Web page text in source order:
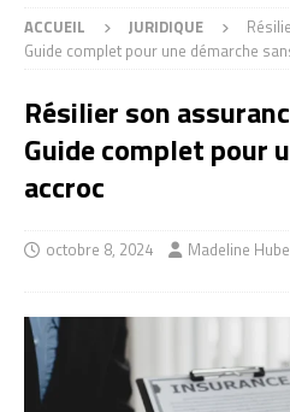
ACCUEIL JURIDIQUE
Guide complet pour une démarche
Résilier son
Guide complet pour
accroc
octobre 8, 2024 Madeline